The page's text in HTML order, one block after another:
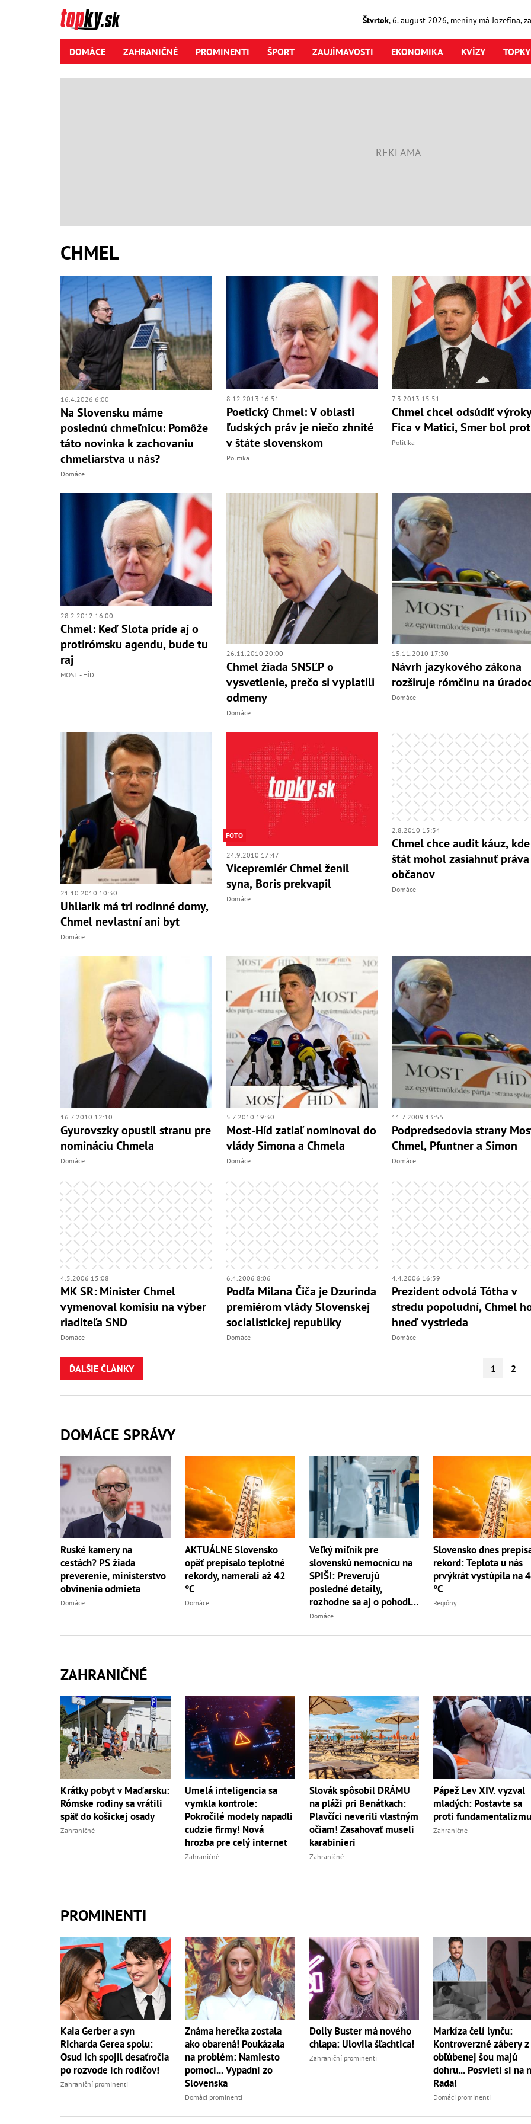
Štvrtok,6. august2026, meniny má Jozefína,
DOMÁCE ZAHRANIČNÉ PROMINENTI ŠPORT ZAUJÍMAVOSTI EKONOMIKA KVÍZY
CHMEL
16.4.2026 6:00
Na Slovensku máme
poslednú chmeľnicu: Pomôže
táto novinka k zachovaniu
chmeliarstva u nás?
Domáce
8.12.2013 16:51
Poetický Chmel: V oblasti
ľudských práv je niečo zhnité
v štáte slovenskom
Politika
7.3.2013 15:51
Chmel chcel odsúdiť
Fica v Matici, Smer bol
Politika
28.2.2012 16:00
Chmel: Keď Slota príde aj o
protirómsku agendu, bude tu
raj
MOST - HÍD
26.11.2010 20:00
Chmel žiada SNSĽP o
vysvetlenie, prečo si vyplatili
odmeny
Domáce
15.11.2010 17:30
Návrh jazykového zákona
rozširuje rómčinu na
Domáce
21.10.2010 10:30
Uhliarik má tri rodinné domy,
Chmel nevlastní ani byt
Domáce
FOTO
24.9.2010 17:47
Vicepremiér Chmel ženil
syna, Boris prekvapil
Domáce
2.8.2010 15:34
Chmel chce audit káuz, kde
štát mohol zasiahnuť práva
občanov
Domáce
16.7.2010 12:10
Gyurovszky opustil stranu pre
nomináciu Chmela
Domáce
5.7.2010 19:30
Most-Híd zatiaľ nominoval do
vlády Simona a Chmela
Domáce
11.7.2009 13:55
Podpredsedovia strany
Chmel, Pfuntner a Simon
Domáce
4.5.2006 15:08
MK SR: Minister Chmel
vymenoval komisiu na výber
riaditeľa SND
Domáce
6.4.2006 8:06
Podľa Milana Čiča je Dzurinda
premiérom vlády Slovenskej
socialistickej republiky
Domáce
4.4.2006 16:39
Prezident odvolá Tótha v
stredu popoludní, Chmel
hneď vystrieda
Domáce
ĎALŠIE ČLÁNKY 1 2
DOMÁCE SPRÁVY
Ruské kamery na
cestách? PS žiada
preverenie, ministerstvo
obvinenia odmieta
Domáce
AKTUÁLNE Slovensko
opäť prepísalo teplotné
rekordy, namerali až 42
°C
Domáce
Veľký míľnik pre
slovenskú nemocnicu na
SPIŠI: Preverujú
posledné detaily,
rozhodne sa aj o pohodlí
pacientiek
Domáce
Slovensko dnes
rekord: Teplota u nás
prvýkrát vystúpila na
°C
Regióny
ZAHRANIČNÉ
Krátky pobyt v Maďarsku:
Rómske rodiny sa vrátili
späť do košickej osady
Zahraničné
Umelá inteligencia sa
vymkla kontrole:
Pokročilé modely napadli
cudzie firmy! Nová
hrozba pre celý internet
Zahraničné
Slovák spôsobil DRÁMU
na pláži pri Benátkach:
Plavčíci neverili vlastným
očiam! Zasahovať museli
karabinieri
Zahraničné
Pápež Lev XIV. vyzval
mladých: Postavte sa
proti
Zahraničné
PROMINENTI
Kaia Gerber a syn
Richarda Gerea spolu:
Osud ich spojil desaťročia
po rozvode ich rodičov!
Zahraniční prominenti
Známa herečka zostala
ako obarená! Poukázala
na problém: Namiesto
pomoci... Vypadni zo
Slovenska
Domáci prominenti
Dolly Buster má nového
chlapa: Ulovila šľachtica!
Zahraniční prominenti
Markíza čelí lynču:
Kontroverzné zábery z
obľúbenej šou majú
dohru... Posvieti si na
Rada!
Domáci prominenti